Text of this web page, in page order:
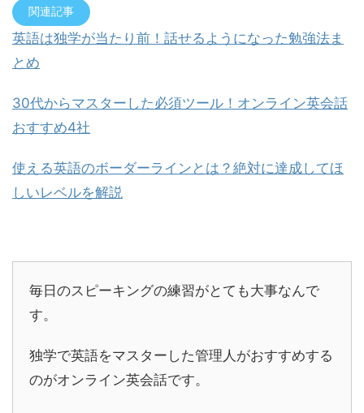
関連記事
英語は独学が当たり前！話せるようになった勉強法ま
とめ
30代からマスターした必須ツール！オンライン英会話
おすすめ4社
使える英語のボーダーラインとは？絶対に達成してほ
しいレベルを解説
毎日のスピーキングの練習がとても大事なんで
す。
独学で英語をマスターした管理人がおすすめする
のがオンライン英会話です。